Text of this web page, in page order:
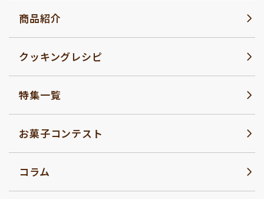
商品紹介
クッキングレシピ
特集一覧
お菓子コンテスト
コラム